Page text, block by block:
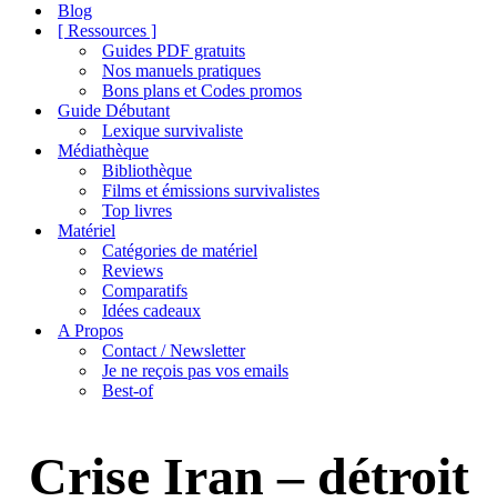
navigation
Blog
[ Ressources ]
Guides PDF gratuits
Nos manuels pratiques
Bons plans et Codes promos
Guide Débutant
Lexique survivaliste
Médiathèque
Bibliothèque
Films et émissions survivalistes
Top livres
Matériel
Catégories de matériel
Reviews
Comparatifs
Idées cadeaux
A Propos
Contact / Newsletter
Je ne reçois pas vos emails
Best-of
Crise Iran – détroit